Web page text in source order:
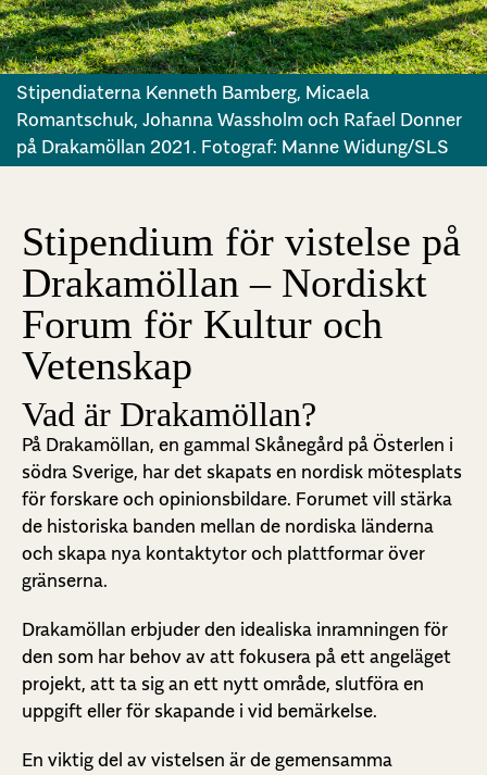
Stipendiaterna Kenneth Bamberg, Micaela
Romantschuk, Johanna Wassholm och Rafael Donner
på Drakamöllan 2021. Fotograf: Manne Widung/SLS
Stipendium för vistelse på
Drakamöllan – Nordiskt
Forum för Kultur och
Vetenskap
Vad är Drakamöllan?
På Drakamöllan, en gammal Skånegård på Österlen i
södra Sverige, har det skapats en nordisk mötesplats
för forskare och opinionsbildare. Forumet vill stärka
de historiska banden mellan de nordiska länderna
och skapa nya kontaktytor och plattformar över
gränserna.
Drakamöllan erbjuder den idealiska inramningen för
den som har behov av att fokusera på ett angeläget
projekt, att ta sig an ett nytt område, slutföra en
uppgift eller för skapande i vid bemärkelse.
En viktig del av vistelsen är de gemensamma